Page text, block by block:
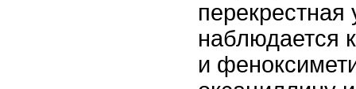
перекрестная
наблюдается
и